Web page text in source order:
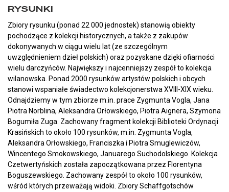
RYSUNKI
Zbiory rysunku (ponad 22 000 jednostek) stanowią obiekty
pochodzące z kolekcji historycznych, a także z zakupów
dokonywanych w ciągu wielu lat (ze szczególnym
uwzględnieniem dzieł polskich) oraz pozyskane dzięki ofiarności
wielu darczyńców. Największy i najcenniejszy zespół to kolekcja
wilanowska. Ponad 2000 rysunków artystów polskich i obcych
stanowi wspaniałe świadectwo kolekcjonerstwa XVIII-XIX wieku.
Odnajdziemy w tym zbiorze m.in. prace Zygmunta Vogla, Jana
Piotra Norblina, Aleksandra Orłowskiego, Piotra Aignera, Szymona
Bogumiła Zuga. Zachowany fragment kolekcji Biblioteki Ordynacji
Krasińskich to około 100 rysunków, m.in. Zygmunta Vogla,
Aleksandra Orłowskiego, Franciszka i Piotra Smuglewiczów,
Wincentego Smokowskiego, Januarego Suchodolskiego. Kolekcja
Czetwertyńskich została zapoczątkowana przez Florentyna
Boguszewskiego. Zachowany zespół to około 100 rysunków,
wśród których przeważają widoki. Zbiory Schaffgotschów